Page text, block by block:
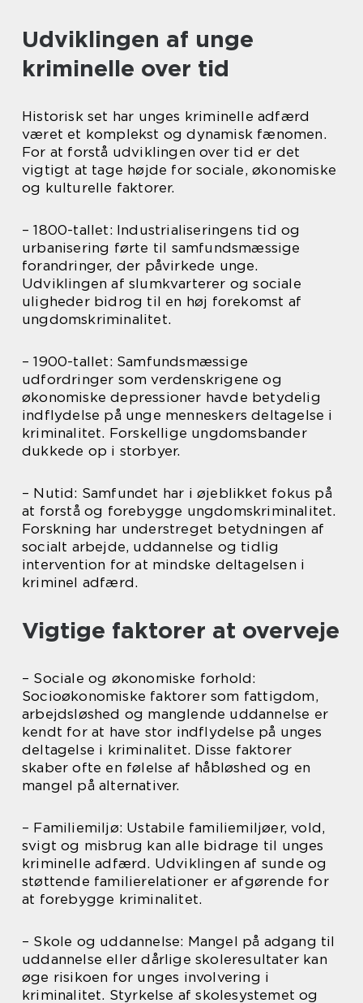
Udviklingen af unge
kriminelle over tid
Historisk set har unges kriminelle adfærd
været et komplekst og dynamisk fænomen.
For at forstå udviklingen over tid er det
vigtigt at tage højde for sociale, økonomiske
og kulturelle faktorer.
– 1800-tallet: Industrialiseringens tid og
urbanisering førte til samfundsmæssige
forandringer, der påvirkede unge.
Udviklingen af slumkvarterer og sociale
uligheder bidrog til en høj forekomst af
ungdomskriminalitet.
– 1900-tallet: Samfundsmæssige
udfordringer som verdenskrigene og
økonomiske depressioner havde betydelig
indflydelse på unge menneskers deltagelse i
kriminalitet. Forskellige ungdomsbander
dukkede op i storbyer.
– Nutid: Samfundet har i øjeblikket fokus på
at forstå og forebygge ungdomskriminalitet.
Forskning har understreget betydningen af
socialt arbejde, uddannelse og tidlig
intervention for at mindske deltagelsen i
kriminel adfærd.
Vigtige faktorer at overveje
– Sociale og økonomiske forhold:
Socioøkonomiske faktorer som fattigdom,
arbejdsløshed og manglende uddannelse er
kendt for at have stor indflydelse på unges
deltagelse i kriminalitet. Disse faktorer
skaber ofte en følelse af håbløshed og en
mangel på alternativer.
– Familiemiljø: Ustabile familiemiljøer, vold,
svigt og misbrug kan alle bidrage til unges
kriminelle adfærd. Udviklingen af sunde og
støttende familierelationer er afgørende for
at forebygge kriminalitet.
– Skole og uddannelse: Mangel på adgang til
uddannelse eller dårlige skoleresultater kan
øge risikoen for unges involvering i
kriminalitet. Styrkelse af skolesystemet og